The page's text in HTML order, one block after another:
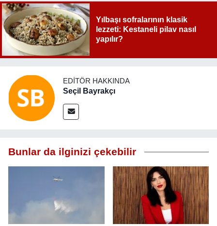
Yılbaşı sofralarının klasik
lezzeti: Kestaneli pilav nasıl
yapılır?
EDITÖR HAKKINDA
Seçil Bayrakçı
Bunlar da ilginizi çekebilir